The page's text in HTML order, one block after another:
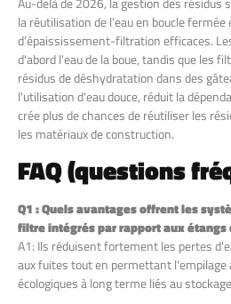
la réutilisation de l’eau en boucle
d’épaississement-filtration efficaces.
d'abord l'eau de la boue, tandis que les
résidus de déshydratation dans des
l'utilisation d'eau douce, réduit la
crée plus de chances de réutiliser les
les matériaux de construction.
FAQ (questions
Q1 : Quels avantages offrent les
filtre intégrés par rapport aux
A1: Ils réduisent fortement les pertes
aux fuites tout en permettant l'empilage
écologiques à long terme liés au